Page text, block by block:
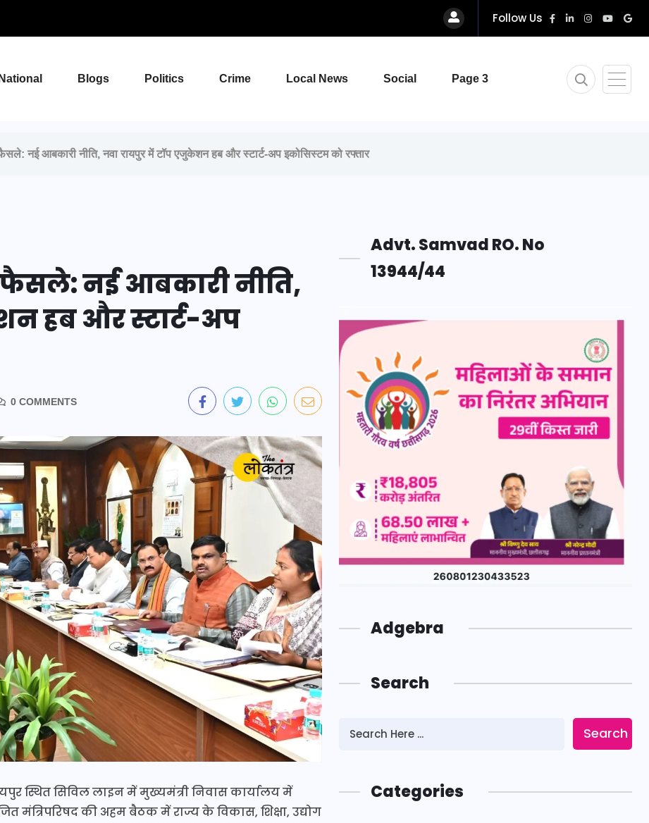
Follow Us
National Blogs Politics Crime Local News Social Page 3
नई आबकारी नीति, नवा रायपुर में टॉप एजुकेशन हब और स्टार्ट-अप इकोसिस्टम को रफ्तार
नई आबकारी नीति,
हब और स्टार्ट-अप
0 COMMENTS
स्थित सिविल लाइन में मुख्यमंत्री निवास कार्यालय में
मंत्रिपरिषद की अहम बैठक में राज्य के विकास, शिक्षा, उद्योग
Advt. Samvad RO. No
13944/44
Adgebra
Search
Search
Categories